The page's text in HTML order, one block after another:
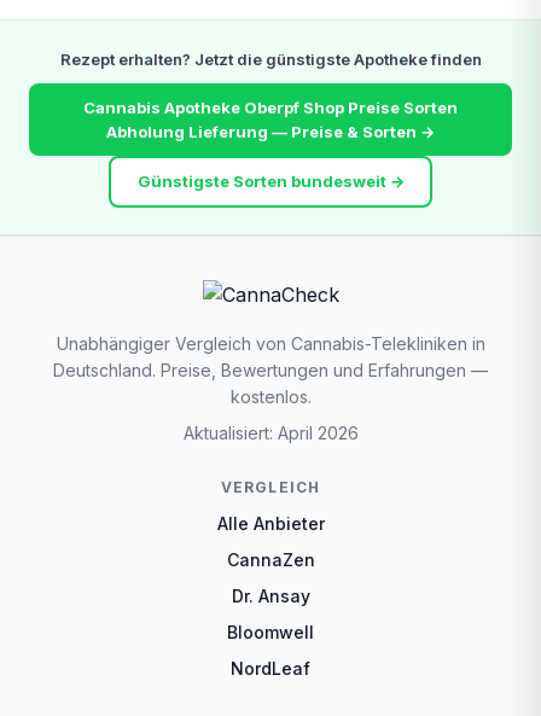
Rezept erhalten? Jetzt die günstigste Apotheke finden
Cannabis Apotheke Oberpf Shop Preise Sorten
Abholung Lieferung — Preise & Sorten →
Günstigste Sorten bundesweit →
Unabhängiger Vergleich von Cannabis-Telekliniken in
Deutschland. Preise, Bewertungen und Erfahrungen —
kostenlos.
Aktualisiert: April 2026
VERGLEICH
Alle Anbieter
CannaZen
Dr. Ansay
Bloomwell
NordLeaf